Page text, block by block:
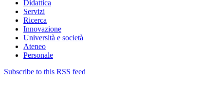
Didattica
Servizi
Ricerca
Innovazione
Università e società
Ateneo
Personale
Subscribe to this RSS feed